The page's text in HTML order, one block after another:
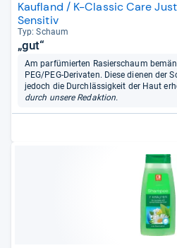
Kaufland / K-Classic Care
Sensitiv
Typ: Schaum
„gut“
Am parfümierten Rasierschaum
PEG/PEG-Derivaten. Diese dienen der
jedoch die Durchlässigkeit der Haut
durch unsere Redaktion.